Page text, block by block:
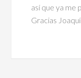
así que ya me
Gracias